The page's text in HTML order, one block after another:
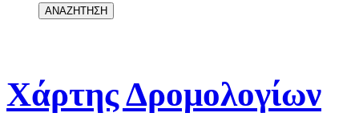
Χάρτης Δρομολογίων